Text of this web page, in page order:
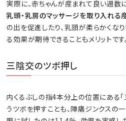
実際に、赤ちゃんが産まれて良い週数
乳頭・乳房のマッサージを取り入れる
の出を促進したり、乳頭が柔らかくな
る効果が期待できることもメリットです
三陰交のツボ押し
内くるぶしの指4本分上の位置にある「
うツボを押すことも、陣痛ジンクスの